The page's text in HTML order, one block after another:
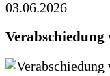
03.06.2026